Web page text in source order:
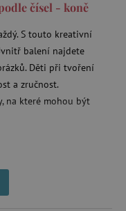
čísel - koně
S touto kreativní
balení najdete
Děti při tvoření
a zručnost.
na které mohou být